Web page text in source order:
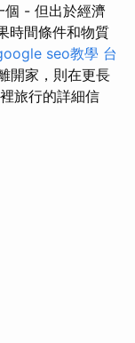
個 - 但出於經濟
時間條件和物質
seo教學 台
開家，則在更長
旅行的詳細信